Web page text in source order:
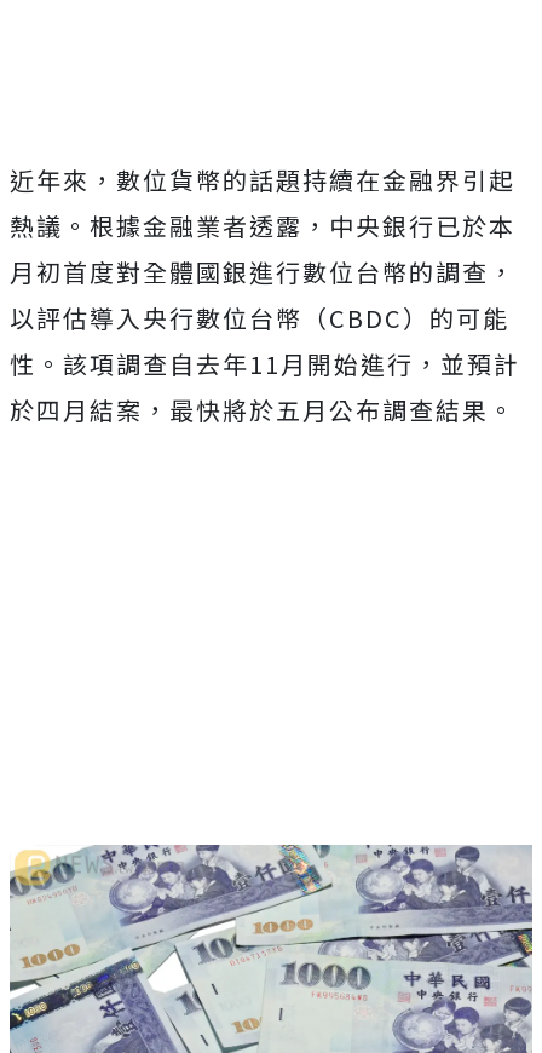
近年來，數位貨幣的話題持續在金融界引起
熱議。根據金融業者透露，中央銀行已於本
月初首度對全體國銀進行數位台幣的調查，
以評估導入央行數位台幣（CBDC）的可能
性。該項調查自去年11月開始進行，並預計
於四月結案，最快將於五月公布調查結果。